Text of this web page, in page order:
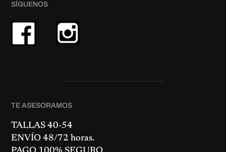
SÍGUENOS
TE ASESORAMOS
TALLAS 40-54
ENVÍO 48/72 horas.